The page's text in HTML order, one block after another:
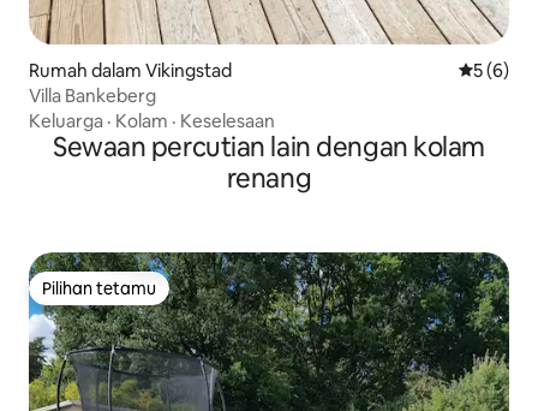
Rumah dalam Vikingstad
5 (6)
Villa Bankeberg
Keluarga · Kolam · Keselesaan
Sewaan percutian lain dengan kolam
renang
Pilihan tetamu
Pilihan tetamu